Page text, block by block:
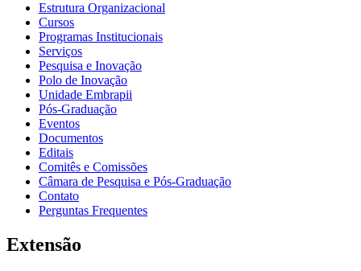
Estrutura Organizacional
Cursos
Programas Institucionais
Serviços
Pesquisa e Inovação
Polo de Inovação
Unidade Embrapii
Pós-Graduação
Eventos
Documentos
Editais
Comitês e Comissões
Câmara de Pesquisa e Pós-Graduação
Contato
Perguntas Frequentes
Extensão